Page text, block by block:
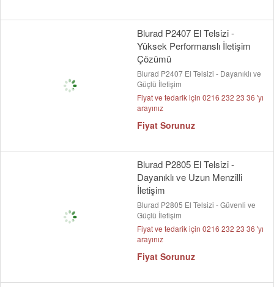
Blurad P2407 El Telsizi -
Yüksek Performanslı İletişim
Çözümü
Blurad P2407 El Telsizi - Dayanıklı ve
Güçlü İletişim
Fiyat ve tedarik için 0216 232 23 36 'yı
arayınız
Fiyat Sorunuz
Blurad P2805 El Telsizi -
Dayanıklı ve Uzun Menzilli
İletişim
Blurad P2805 El Telsizi - Güvenli ve
Güçlü İletişim
Fiyat ve tedarik için 0216 232 23 36 'yı
arayınız
Fiyat Sorunuz